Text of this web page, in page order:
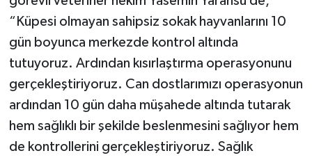
“Küpesi olmayan sahipsiz sokak hayvanlarını 10
gün boyunca merkezde kontrol altında
tutuyoruz. Ardından kısırlaştırma operasyonunu
gerçekleştiriyoruz. Can dostlarımızı operasyonun
ardından 10 gün daha müşahede altında tutarak
hem sağlıklı bir şekilde beslenmesini sağlıyor hem
de kontrollerini gerçekleştiriyoruz. Sağlık